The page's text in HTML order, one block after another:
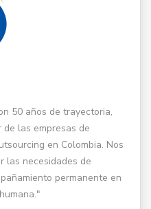
50 años de trayectoria,
las empresas de
en Colombia. Nos
las necesidades de
permanente en